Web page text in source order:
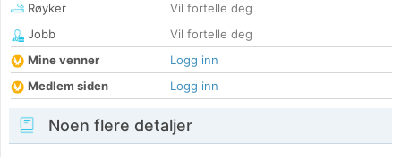
Røyker
Vil fortelle deg
Jobb
Vil fortelle deg
Mine venner
Logg inn
Medlem siden
Logg inn
Noen flere detaljer